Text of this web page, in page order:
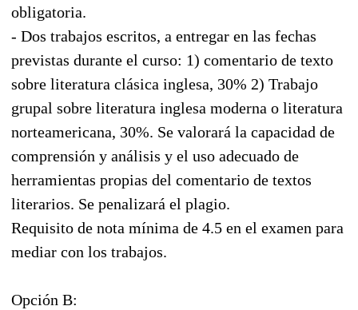
obligatoria.
- Dos trabajos escritos, a entregar en las fechas
previstas durante el curso: 1) comentario de texto
sobre literatura clásica inglesa, 30% 2) Trabajo
grupal sobre literatura inglesa moderna o literatura
norteamericana, 30%. Se valorará la capacidad de
comprensión y análisis y el uso adecuado de
herramientas propias del comentario de textos
literarios. Se penalizará el plagio.
Requisito de nota mínima de 4.5 en el examen para
mediar con los trabajos.
Opción B: